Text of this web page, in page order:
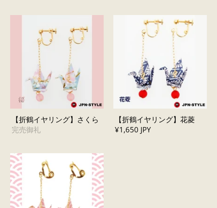
【折鶴イヤリング】さくら
完売御礼
【折鶴イヤリング】花菱
¥1,650 JPY